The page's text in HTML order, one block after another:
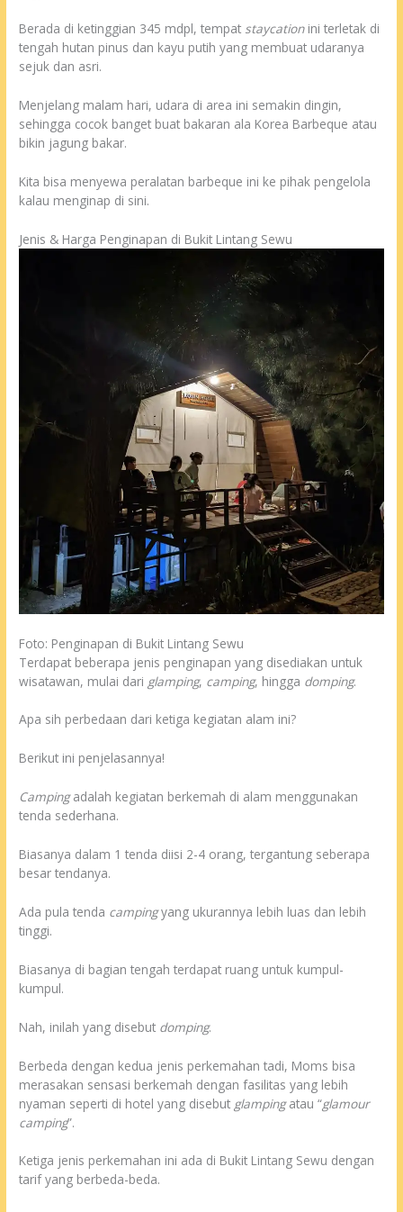
Berada di ketinggian 345 mdpl, tempat staycationini terletak di
tengah hutan pinus dan kayu putih yang membuat udaranya
sejuk dan asri.
Menjelang malam hari, udara di area ini semakin dingin,
sehingga cocok banget buat bakaran ala Korea Barbeque atau
bikin jagung bakar.
Kita bisa menyewa peralatan barbeque ini ke pihak pengelola
kalau menginap di sini.
Jenis & Harga Penginapan di Bukit Lintang Sewu
Foto: Penginapan di Bukit Lintang Sewu
Terdapat beberapa jenis penginapan yang disediakan untuk
wisatawan, mulai dari glamping, camping, hingga domping.
Apa sih perbedaan dari ketiga kegiatan alam ini?
Berikut ini penjelasannya!
Campingadalah kegiatan berkemah di alam menggunakan
tenda sederhana.
Biasanya dalam 1 tenda diisi 2-4 orang, tergantung seberapa
besar tendanya.
Ada pula tenda campingyang ukurannya lebih luas dan lebih
tinggi.
Biasanya di bagian tengah terdapat ruang untuk kumpul-
kumpul.
Nah, inilah yang disebut domping.
Berbeda dengan kedua jenis perkemahan tadi, Moms bisa
merasakan sensasi berkemah dengan fasilitas yang lebih
nyaman seperti di hotel yang disebut glampingatau “glamour
camping”.
Ketiga jenis perkemahan ini ada di Bukit Lintang Sewu dengan
tarif yang berbeda-beda.